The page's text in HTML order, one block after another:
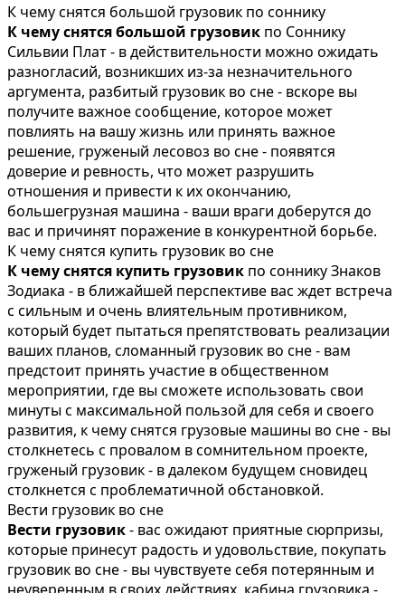
К чему снятся большой грузовик по соннику
К чему снятся большой грузовик по Соннику
Сильвии Плат - в действительности можно ожидать
разногласий, возникших из-за незначительного
аргумента, разбитый грузовик во сне - вскоре вы
получите важное сообщение, которое может
повлиять на вашу жизнь или принять важное
решение, груженый лесовоз во сне - появятся
доверие и ревность, что может разрушить
отношения и привести к их окончанию,
большегрузная машина - ваши враги доберутся до
вас и причинят поражение в конкурентной борьбе.
К чему снятся купить грузовик во сне
К чему снятся купить грузовик по соннику Знаков
Зодиака - в ближайшей перспективе вас ждет встреча
с сильным и очень влиятельным противником,
который будет пытаться препятствовать реализации
ваших планов, сломанный грузовик во сне - вам
предстоит принять участие в общественном
мероприятии, где вы сможете использовать свои
минуты с максимальной пользой для себя и своего
развития, к чему снятся грузовые машины во сне - вы
столкнетесь с провалом в сомнительном проекте,
груженый грузовик - в далеком будущем сновидец
столкнется с проблематичной обстановкой.
Вести грузовик во сне
Вести грузовик- вас ожидают приятные сюрпризы,
которые принесут радость и удовольствие, покупать
грузовик во сне - вы чувствуете себя потерянным и